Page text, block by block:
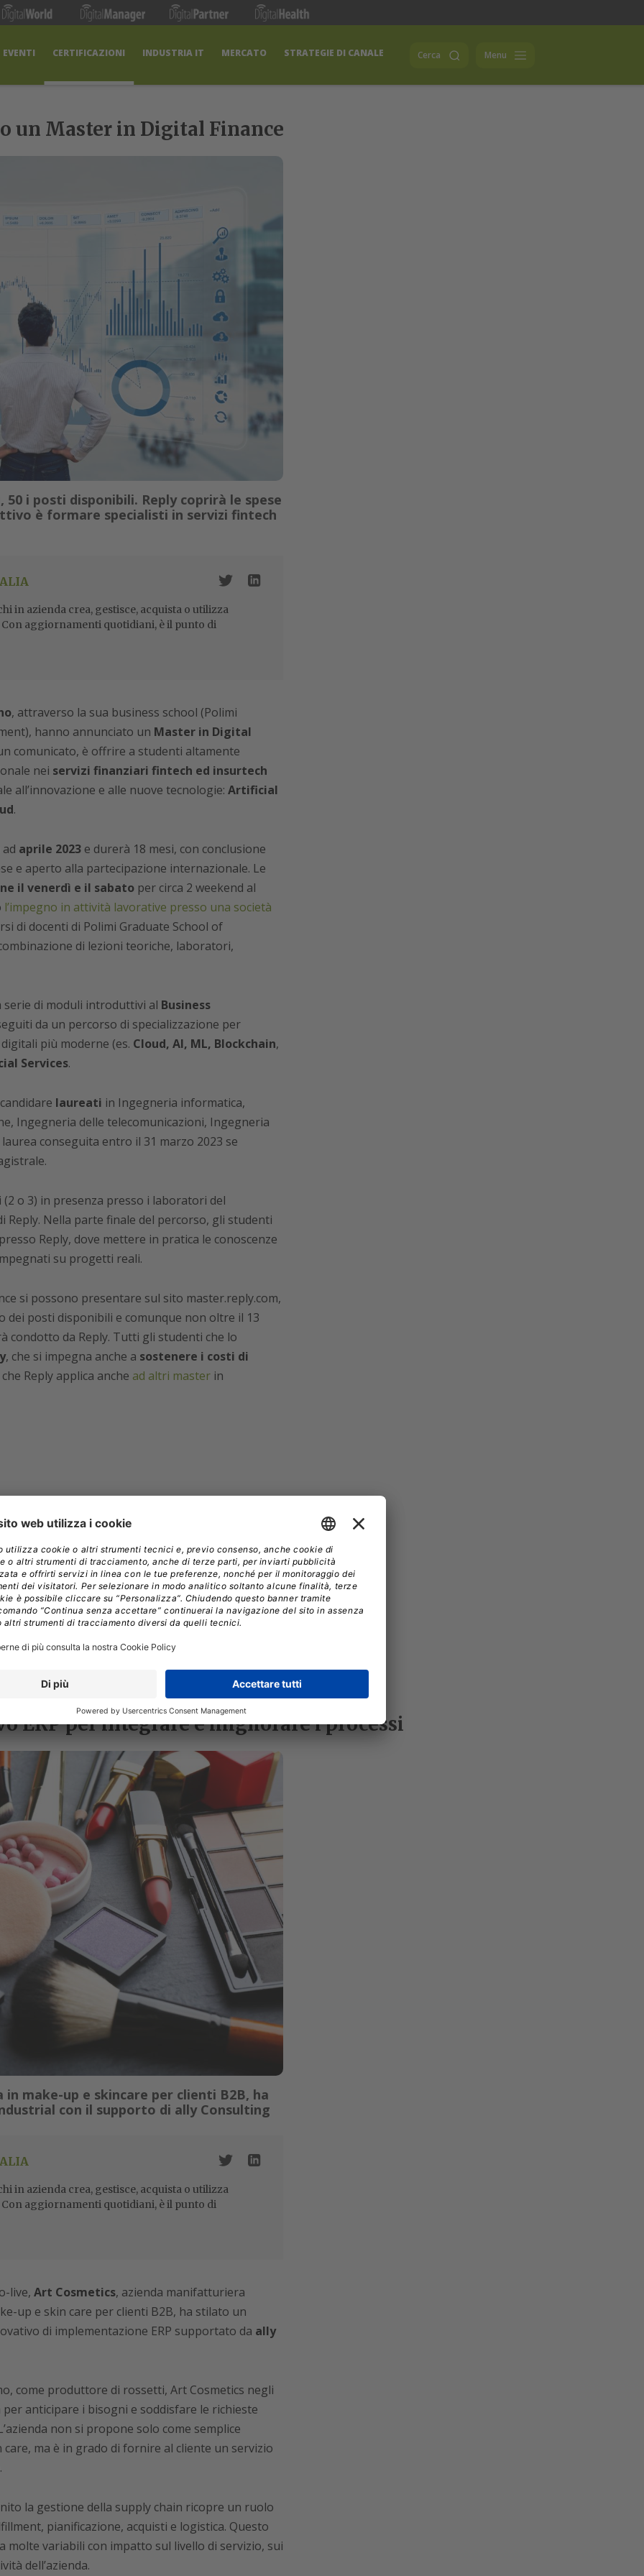
EVENTI CERTIFICAZIONI INDUSTRIA IT MERCATO STRATEGIE DI CANALE Cerca Menu
un Master in Digital Finance
50 i posti disponibili. Reply coprirà le spese
è formare specialisti in servizi fintech
in azienda crea, gestisce, acquista o utilizza
aggiornamenti quotidiani, è il punto di
, attraverso la sua business school (Polimi
hanno annunciato un Master in Digital
comunicato, è offrire a studenti altamente
nei servizi finanziari fintech ed insurtech
all’innovazione e alle nuove tecnologie: Artificial
.
aprile 2023e durerà 18 mesi, con conclusione
e aperto alla partecipazione internazionale. Le
il venerdì e il sabatoper circa 2 weekend al
l’impegno in attività lavorative presso una società
di docenti di Polimi Graduate School of
di lezioni teoriche, laboratori,
serie di moduli introduttivi al Business
da un percorso di specializzazione per
più moderne (es. Cloud, AI, ML, Blockchain,
Services.
laureati in Ingegneria informatica,
Ingegneria delle telecomunicazioni, Ingegneria
conseguita entro il 31 marzo 2023 se
o 3) in presenza presso i laboratori del
Reply. Nella parte finale del percorso, gli studenti
Reply, dove mettere in pratica le conoscenze
su progetti reali.
si possono presentare sul sito master.reply.com,
dei posti disponibili e comunque non oltre il 13
condotto da Reply. Tutti gli studenti che lo
, che si impegna anche a sostenere i costi di
Reply applica anche ad altri masterin
ERP per integrare e migliorare i processi
in make-up e skincare per clienti B2B, ha
con il supporto di ally Consulting
in azienda crea, gestisce, acquista o utilizza
aggiornamenti quotidiani, è il punto di
live, Art Cosmetics, azienda manifatturiera
up e skin care per clienti B2B, ha stilato un
di implementazione ERP supportato da ally
come produttore di rossetti, Art Cosmetics negli
anticipare i bisogni e soddisfare le richieste
non si propone solo come semplice
ma è in grado di fornire al cliente un servizio
la gestione della supply chain ricopre un ruolo
pianificazione, acquisti e logistica. Questo
molte variabili con impatto sul livello di servizio, sui
dell’azienda.